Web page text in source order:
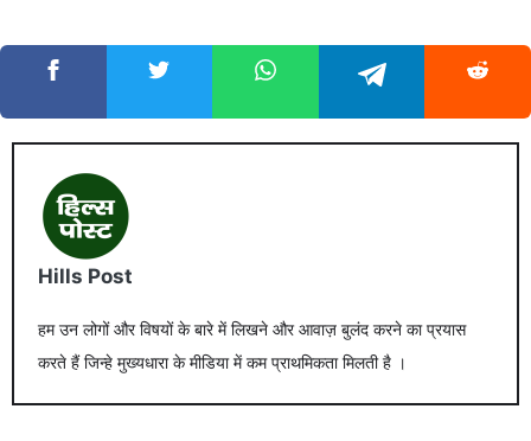
Hills Post
हम उन लोगों और विषयों के बारे में लिखने और आवाज़ बुलंद करने का प्रयास
करते हैं जिन्हे मुख्यधारा के मीडिया में कम प्राथमिकता मिलती है ।